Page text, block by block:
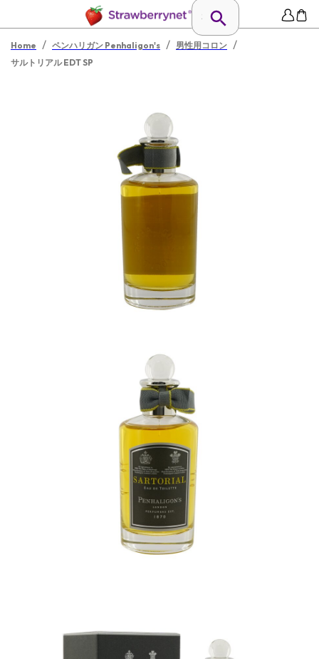
Home / ペンハリガン Penhaligon's / 男性用コロン /
サルトリアル EDT SP